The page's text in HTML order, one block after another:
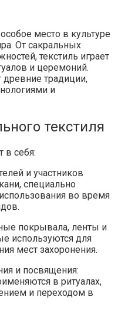
место в культуре
От сакральных
текстиль играет
и церемоний.
древние традиции,
и
текстиля
в себя:
и участников
специально
во время
покрывала, ленты и
используются для
мест захоронения.
и посвящения:
в ритуалах,
и переходом в